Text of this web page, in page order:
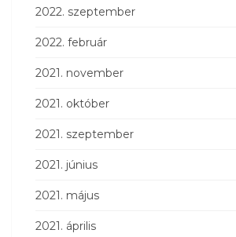
2022. szeptember
2022. február
2021. november
2021. október
2021. szeptember
2021. június
2021. május
2021. április